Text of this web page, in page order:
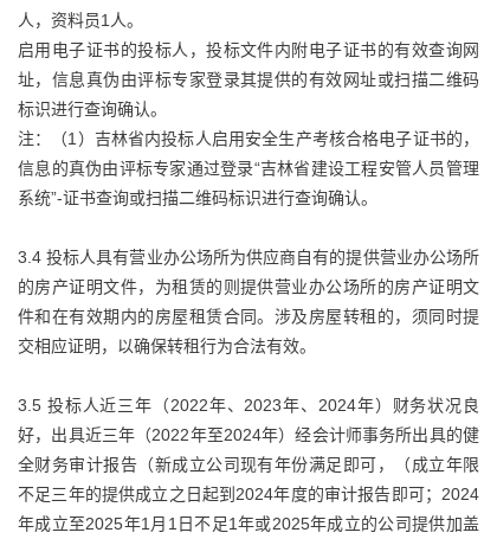
人，资料员1人。
启用电子证书的投标人，投标文件内附电子证书的有效查询网
址，信息真伪由评标专家登录其提供的有效网址或扫描二维码
标识进行查询确认。
注：（1）吉林省内投标人启用安全生产考核合格电子证书的，
信息的真伪由评标专家通过登录“吉林省建设工程安管人员管理
系统”-证书查询或扫描二维码标识进行查询确认。
3.4 投标人具有营业办公场所为供应商自有的提供营业办公场所
的房产证明文件，为租赁的则提供营业办公场所的房产证明文
件和在有效期内的房屋租赁合同。涉及房屋转租的，须同时提
交相应证明，以确保转租行为合法有效。
3.5 投标人近三年（2022年、2023年、2024年）财务状况良
好，出具近三年（2022年至2024年）经会计师事务所出具的健
全财务审计报告（新成立公司现有年份满足即可，（成立年限
不足三年的提供成立之日起到2024年度的审计报告即可；2024
年成立至2025年1月1日不足1年或2025年成立的公司提供加盖